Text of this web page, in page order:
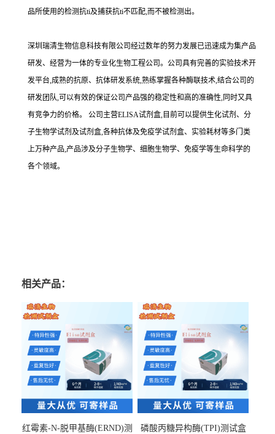
品所使用的检测抗ti及捕获抗ti不匹配,而不被检测出。
深圳瑞清生物信息科技有限公司经过数年的努力发展已迅速成为集产品
研发、经营为一体的专业化生物工程公司。公司具有完善的实验技术开
发平台,成熟的抗原、抗体研发系统,熟练掌握各种酶联技术,结合公司的
研发团队,可以有效的保证公司产品强的稳定性和高的准确性,同时又具
有竞争力的价格。
公司主营ELISA试剂盒,目前可以提供生化试剂、分
子生物学试剂及试剂盒,各种抗体及免疫学试剂盒、实验耗材等多门类
上万种产品,产品涉及分子生物学、细胞生物学、免疫学等生命科学的
各个领域。
相关产品：
红霉素-N-脱甲基酶(ERND)测
磷酸丙糖异构酶(TPI)测试盒